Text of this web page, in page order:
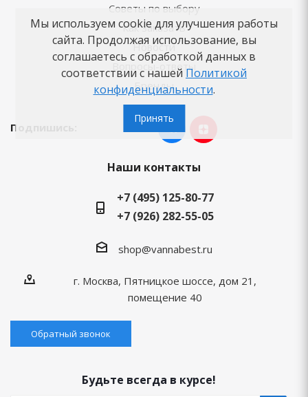
Советы по выбору
Как заказать
Новости
Вопросы-ответы
Бренды
Подпишись:
Наши контакты
+7 (495) 125-80-77
+7 (926) 282-55-05
shop@vannabest.ru
г. Москва, Пятницкое шоссе, дом 21,
помещение 40
Обратный звонок
Будьте всегда в курсе!
Мы используем cookie для улучшения работы
сайта. Продолжая использование, вы
соглашаетесь с обработкой данных в
соответствии с нашей Политикой
конфиденциальности.
Принять